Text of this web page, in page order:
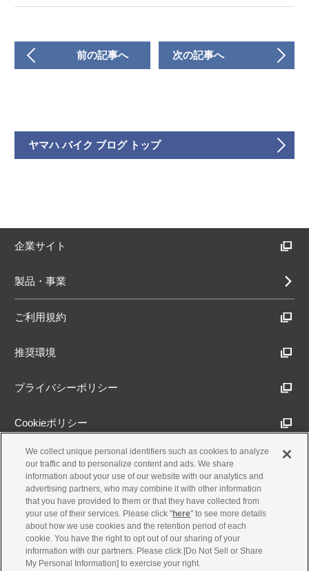
前の記事へ 次の記事へ
ヤマハ バイク ブログ トップ
企業サイト
製品・事業
ご利用規約
推奨環境
プライバシーポリシー
Cookieポリシー
アクセシビリティ方針
古物営業法に基づく表示
製品・事業のお問合せ
We collect unique personal identifiers such as cookies to analyze
our traffic and to personalize content and ads. We share
information about your use of our website with our analytics and
advertising partners, who may combine it with other information
that you have provided to them or that they have collected from
your use of their services. Please click "here" to see more details
about how we use cookies and the retention period of each
cookie. You have the right to opt out of our sharing of your
information with our partners. Please click [Do Not Sell or Share
My Personal Information] to exercise your right.